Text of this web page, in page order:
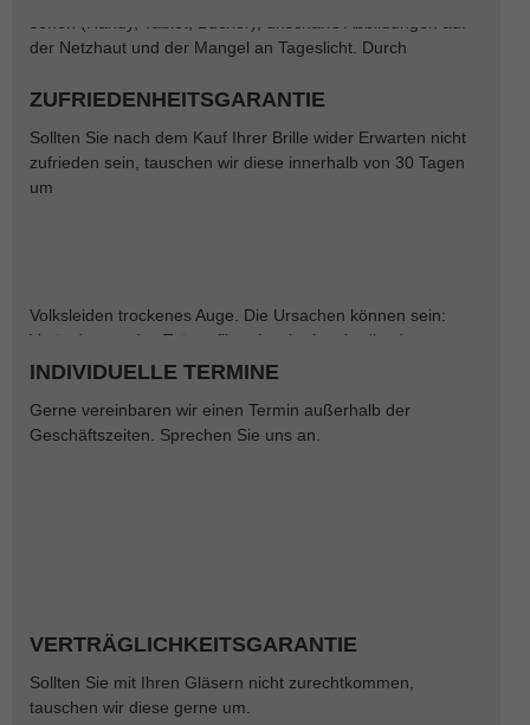
der Netzhaut und der Mangel an Tageslicht. Durch
Fortschreiten bei Kindern gebremst werden.
Volksleiden trockenes Auge. Die Ursachen können sein:
Veränderung des Tränenfilms (auch altersbedingt),
verminderter Lidschlag, Medikamente, Allergien, trockene
Das trockene Auge kann aber viele Ursachen haben. Nach
ZUFRIEDENHEITSGARANTIE
Sollten Sie nach dem Kauf Ihrer Brille wider Erwarten nicht
zufrieden sein, tauschen wir diese innerhalb von 30 Tagen
um
INDIVIDUELLE TERMINE
Gerne vereinbaren wir einen Termin außerhalb der
Geschäftszeiten. Sprechen Sie uns an.
VERTRÄGLICHKEITSGARANTIE
Sollten Sie mit Ihren Gläsern nicht zurechtkommen,
tauschen wir diese gerne um.